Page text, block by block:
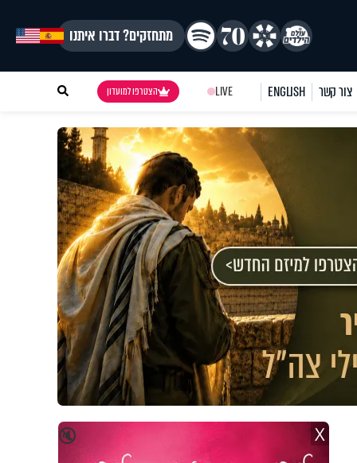
מתחזקים? דברו איתנו
צור קשר ENGLISH
LIVE הצטרפו למועדון
🔇 X